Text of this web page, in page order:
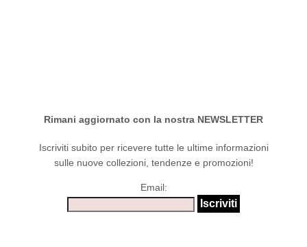
Rimani aggiornato con la nostra NEWSLETTER
Iscriviti subito per ricevere tutte le ultime informazioni
sulle nuove collezioni, tendenze e promozioni!
Email: